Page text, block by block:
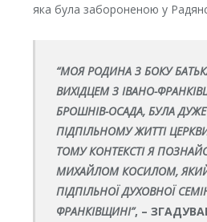
яка була забороненою у
“МОЯ РОДИНА З БОКУ
ВИХІДЦЕМ З ІВАНО-
БРОШНІВ-ОСАДА, БУЛА
ПІДПІЛЬНОМУ ЖИТТІ
ТОМУ КОНТЕКСТІ Я
МИХАЙЛОМ КОСИЛОМ,
ПІДПІЛЬНОЇ ДУХОВНОЇ
ФРАНКІВЩИНІ”, –